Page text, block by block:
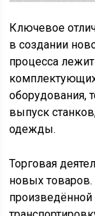
Ключевое
в создании
процесса
оборудования,
выпуск
одежды.
Торговая
новых товаров.
произведённой